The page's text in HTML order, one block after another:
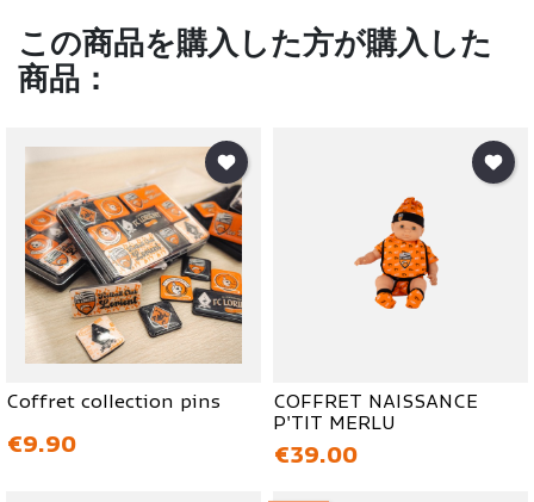
この商品を購入した方が購入した
商品：
Coffret collection pins
価格
€9.90
COFFRET NAISSANCE
P'TIT MERLU
価格
€39.00